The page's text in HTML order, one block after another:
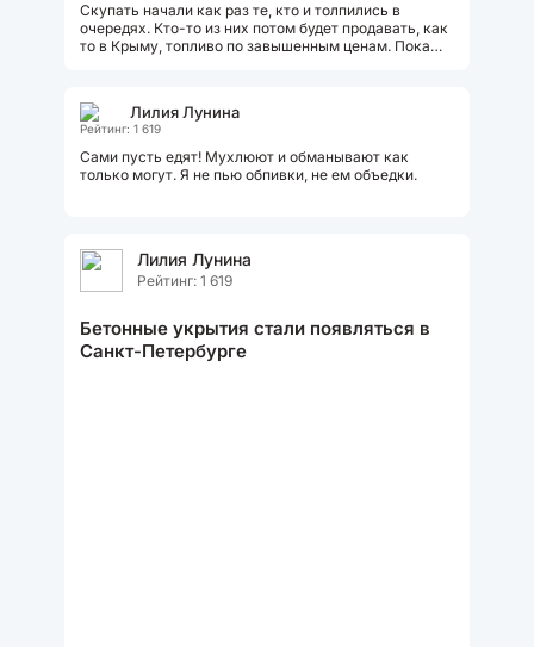
Скупать начали как раз те, кто и толпились в
очередях. Кто-то из них потом будет продавать, как
то в Крыму, топливо по завышенным ценам. Пока
Лилия Лунина
Рейтинг: 1 619
Сами пусть едят! Мухлюют и обманывают как
только могут. Я не пью обпивки, не ем объедки.
Лилия Лунина
Рейтинг: 1 619
Бетонные укрытия стали появляться в
Санкт-Петербурге